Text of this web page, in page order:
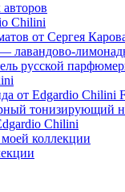
Chilini
от Сергея
лавандово-
русской
от Edgardio Chilini
тонизирующий
Chilini
коллекции